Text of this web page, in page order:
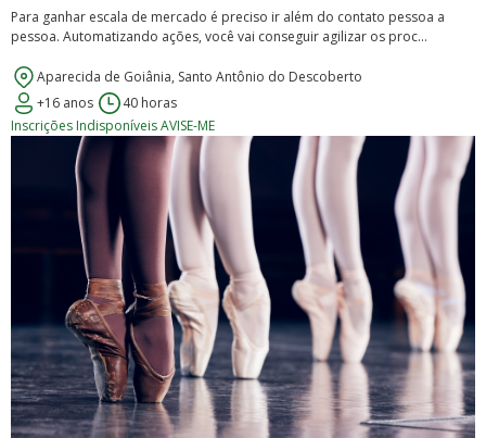
Para ganhar escala de mercado é preciso ir além do contato pessoa a
pessoa. Automatizando ações, você vai conseguir agilizar os proc...
Aparecida de Goiânia, Santo Antônio do Descoberto
+16 anos
40 horas
Inscrições IndisponíveisAVISE-ME